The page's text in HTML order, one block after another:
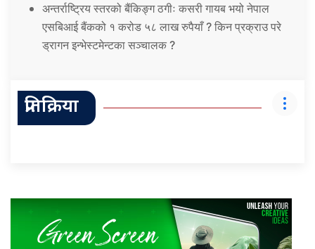
अन्तर्राष्ट्रिय स्तरको बैंकिङ्ग ठगीः कसरी गायब भयो नेपाल
एसबिआई बैंकको १ करोड ५८ लाख रुपैयाँ ? किन प्रक्राउ परे
ड्रागन इन्भेस्टमेन्टका सञ्चालक ?
प्रतिक्रिया